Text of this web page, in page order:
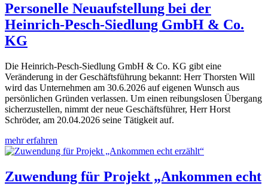
Personelle Neuaufstellung bei der
Heinrich-Pesch-Siedlung GmbH & Co.
KG
Die Heinrich-Pesch-Siedlung GmbH & Co. KG gibt eine
Veränderung in der Geschäftsführung bekannt: Herr Thorsten Will
wird das Unternehmen am 30.6.2026 auf eigenen Wunsch aus
persönlichen Gründen verlassen. Um einen reibungslosen Übergang
sicherzustellen, nimmt der neue Geschäftsführer, Herr Horst
Schröder, am 20.04.2026 seine Tätigkeit auf.
mehr erfahren
Zuwendung für Projekt „Ankommen echt